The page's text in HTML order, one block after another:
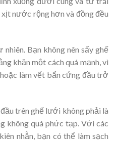
nước rộng hơn và đồng đều
Bạn không nên sấy ghế
khăn một cách quá mạnh, vì
làm vết bẩn cứng đầu trở
trên ghế lưới không phải là
không quá phức tạp. Với các
nhẫn, bạn có thể làm sạch